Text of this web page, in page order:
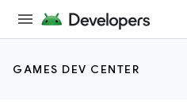
GAMES DEV CENTER